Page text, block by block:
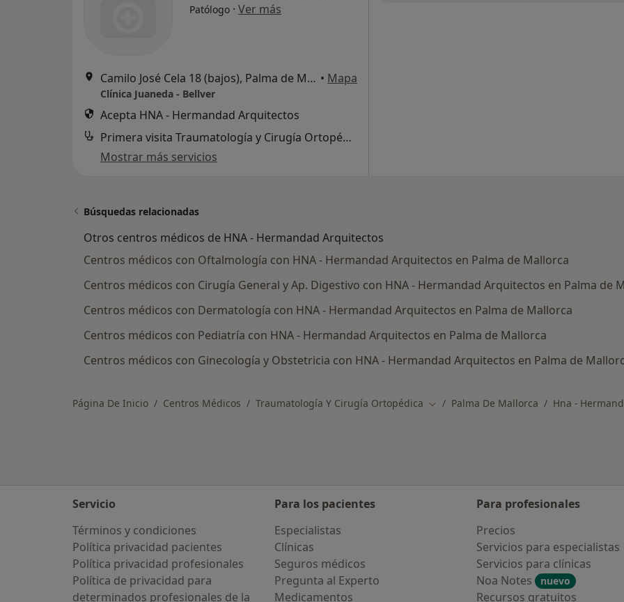
Patólogo · Ver más
Camilo José Cela 18 (bajos), Palma de Mallorca • Mapa
Clínica Juaneda - Bellver
Acepta HNA - Hermandad Arquitectos
Primera visita Traumatología y Cirugía Ortopédica
Mostrar más servicios
Búsquedas relacionadas
Otros centros médicos de HNA - Hermandad Arquitectos
Centros médicos con Oftalmología con HNA - Hermandad Arquitectos en Palma de Mallorca
Centros médicos con Cirugía General y Ap. Digestivo con HNA - Hermandad Arquitectos en Palma de
Centros médicos con Dermatología con HNA - Hermandad Arquitectos en Palma de Mallorca
Centros médicos con Pediatría con HNA - Hermandad Arquitectos en Palma de Mallorca
Centros médicos con Ginecología y Obstetricia con HNA - Hermandad Arquitectos en Palma de
Página De Inicio Centros Médicos Traumatología Y Cirugía Ortopédica Cambiar de ciudad
Palma De Mallorca Hna -
Servicio
Términos y condiciones
Política privacidad pacientes
Política privacidad profesionales
Política de privacidad para
determinados profesionales de la
Para los pacientes
Especialistas
Clínicas
Seguros médicos
Pregunta al Experto
Medicamentos
Para profesionales
Precios
Servicios para especialistas
Servicios para clínicas
Noa Notes
nuevo
Recursos gratuitos